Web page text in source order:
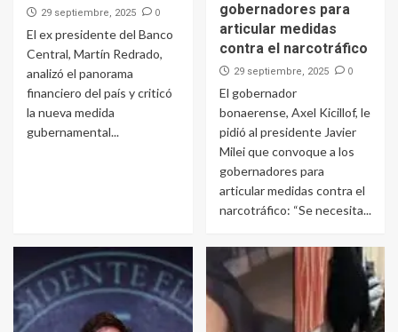
29 septiembre, 2025 0
El ex presidente del Banco
Central, Martín Redrado,
analizó el panorama
financiero del país y criticó
la nueva medida
gubernamental...
gobernadores para
articular medidas
contra el narcotráfico
29 septiembre, 2025 0
El gobernador
bonaerense, Axel Kicillof, le
pidió al presidente Javier
Milei que convoque a los
gobernadores para
articular medidas contra el
narcotráfico: “Se necesita...